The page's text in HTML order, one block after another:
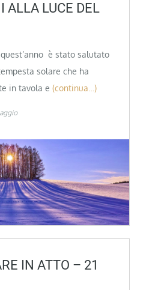
ALLA LUCE DEL
è stato salutato
solare che ha
in tavola e (continua…)
IN ATTO – 21